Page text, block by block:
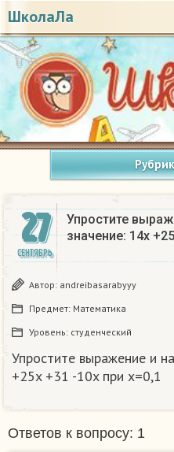
ШколаЛа
27
СЕНТЯБРЬ
Упростите
значение: 14x
Автор: andreibasarabyyy
Предмет: Математика
Уровень: студенческий
Упростите выражение и
+25x +31 -10x при x=0,1
Ответов к вопросу: 1